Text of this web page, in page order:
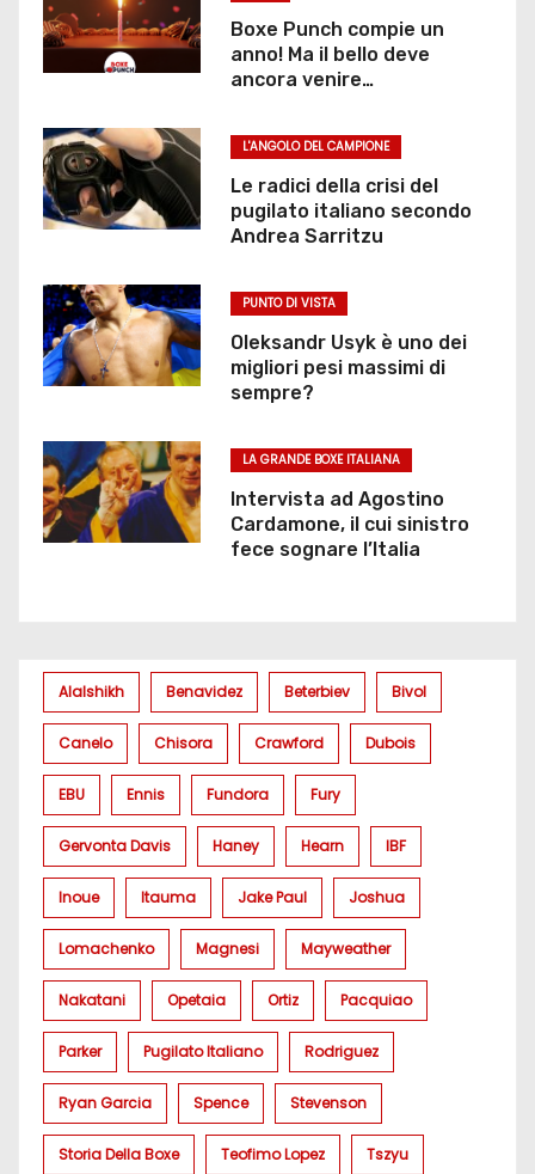
Boxe Punch compie un
anno! Ma il bello deve
ancora venire…
L'ANGOLO DEL CAMPIONE
Le radici della crisi del
pugilato italiano secondo
Andrea Sarritzu
PUNTO DI VISTA
Oleksandr Usyk è uno dei
migliori pesi massimi di
sempre?
LA GRANDE BOXE ITALIANA
Intervista ad Agostino
Cardamone, il cui sinistro
fece sognare l’Italia
Alalshikh Benavidez Beterbiev Bivol
Canelo Chisora Crawford Dubois
EBU Ennis Fundora Fury
Gervonta Davis Haney Hearn IBF
Inoue Itauma Jake Paul Joshua
Lomachenko Magnesi Mayweather
Nakatani Opetaia Ortiz Pacquiao
Parker Pugilato Italiano Rodriguez
Ryan Garcia Spence Stevenson
Storia Della Boxe Teofimo Lopez Tszyu